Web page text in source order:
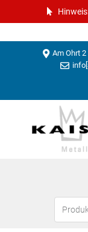
Am Ohrt 2